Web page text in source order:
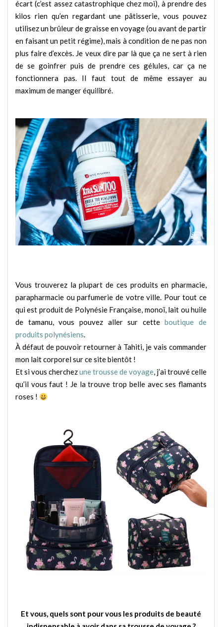
écart (c’est assez catastrophique chez moi), à prendre des
kilos rien qu’en regardant une pâtisserie, vous pouvez
utilisez un brûleur de graisse en voyage (ou avant de partir
en faisant un petit régime), mais à condition de ne pas non
plus faire d’excès. Je veux dire par là que ça ne sert à rien
de se goinfrer puis de prendre ces gélules, car ça ne
fonctionnera pas. Il faut tout de même essayer au
maximum de manger équilibré.
Vous trouverez la plupart de ces produits en pharmacie,
parapharmacie ou parfumerie de votre ville. Pour tout ce
qui est produit de Polynésie Française, monoï, lait ou huile
de tamanu, vous pouvez aller sur cetteboutique de
produits polynésiens.
À défaut de pouvoir retourner à Tahiti, je vais commander
mon lait corporel sur ce site bientôt !
Et si vous cherchezune trousse de voyage, j’ai trouvé celle
qu’il vous faut ! Je la trouve trop belle avec ses flamants
roses !
Et vous, quels sont pour vous les produits de beauté